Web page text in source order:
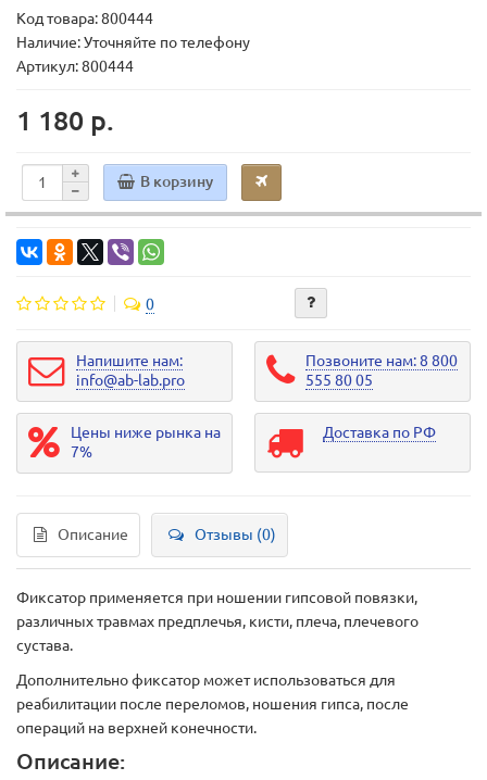
Код товара:800444
Наличие: Уточняйте по телефону
Артикул: 800444
1 180 р.
В корзину
0
Напишите нам:
info@ab-lab.pro
Позвоните нам: 8 800
555 80 05
Цены ниже рынка на
7%
Доставка по РФ
Описание Отзывы (0)
Фиксатор применяется при ношении гипсовой повязки,
различных травмах предплечья, кисти, плеча, плечевого
сустава.
Дополнительно фиксатор может использоваться для
реабилитации после переломов, ношения гипса, после
операций на верхней конечности.
Описание: